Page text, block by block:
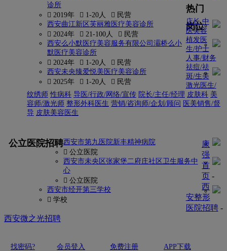
诊所
 2019年
 1-20人
 民营
西安曲江新区芙丽雅医疗美容诊所
 2024年
 21-100人
 民营
西安么小默医疗美容服务有限公司灞桥么小
默医疗美容诊所
 2024年
 1-20人
 民营
西安未央臻爱悦美医疗美容诊所
 2025年
 1-20人  民营
热门
岗位
店长 中
医美容
植发医
生/护士
人事/财务
祛痘/祛
斑/生美
激光医生/
纹绣师 性病科 导医/行政/网络/宣传 院长/主任/经理 皮肤科 美
容师/激光师 整形外科医生 营销/咨询师/企划/顾问 医美销售/督
导 皮肤美容医生
公立医院招聘西安市第九医院新丰精神病院
 公立医院
西安市未央区张家堡二府庄社区卫生服务中
心
 公立医院
西安市经开第三学校
 学校
康
强
首
页 -
西
安整形
医院招聘-
西安微之光招聘
找密码? 会员登入 免费注册
APP下载